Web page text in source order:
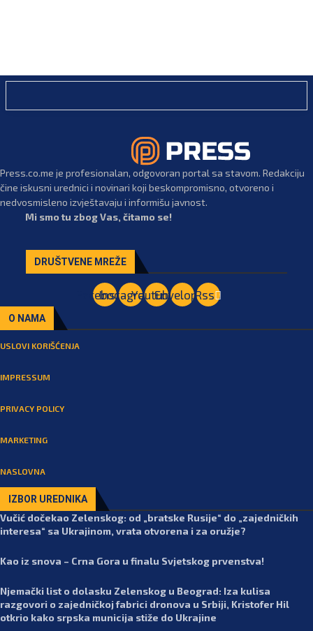
Press.co.me je profesionalan, odgovoran portal sa stavom. Redakciju
čine iskusni urednici i novinari koji beskompromisno, otvoreno i
nedvosmisleno izvještavaju i informišu javnost.
Mi smo tu zbog Vas, čitamo se!
DRUŠTVENE MREŽE
Facebook
Instagram
YoutubeEnvelopeRss
O NAMA
USLOVI KORIŠĆENJA
IMPRESSUM
PRIVACY POLICY
MARKETING
NASLOVNA
IZBOR UREDNIKA
Vučić dočekao Zelenskog: od „bratske Rusije“ do „zajedničkih
interesa“ sa Ukrajinom, vrata otvorena i za oružje?
Kao iz snova – Crna Gora u finalu Svjetskog prvenstva!
Njemački list o dolasku Zelenskog u Beograd: Iza kulisa
razgovori o zajedničkoj fabrici dronova u Srbiji, Kristofer Hil
otkrio kako srpska municija stiže do Ukrajine